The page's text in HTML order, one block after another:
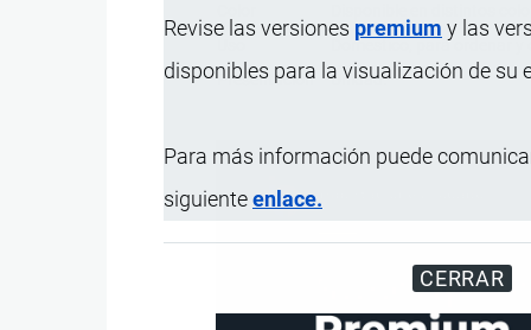
Revise las versiones premium y las
disponibles para la visualización de su
Para más información puede
siguienteenlace.
CERRAR
Doméstico, para ordenar
Presentación
Unidad.